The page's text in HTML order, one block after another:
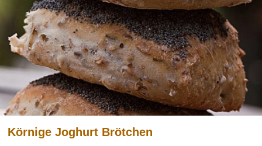
Körnige Joghurt Brötchen